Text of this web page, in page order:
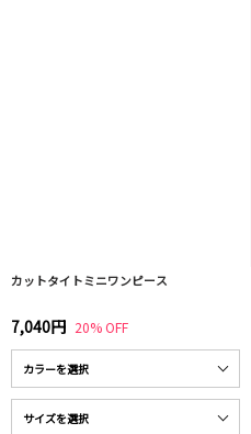
カットタイトミニワンピース
7,040円 20% OFF